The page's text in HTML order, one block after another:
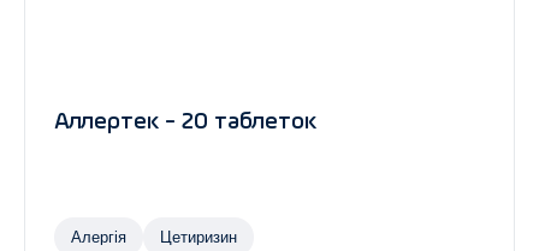
Аллертек - 20 таблеток
Алергія Цетиризин